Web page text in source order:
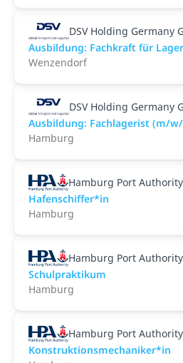
DSV Holding Germany
Ausbildung: Fachkraft für
Wenzendorf
DSV Holding Germany
Ausbildung: Fachlagerist (m/
Hamburg
Hamburg Port Authority
Hafenschiffer*in
Hamburg
Hamburg Port Authority
Schulpraktikum
Hamburg
Hamburg Port Authority
Konstruktionsmechaniker*in